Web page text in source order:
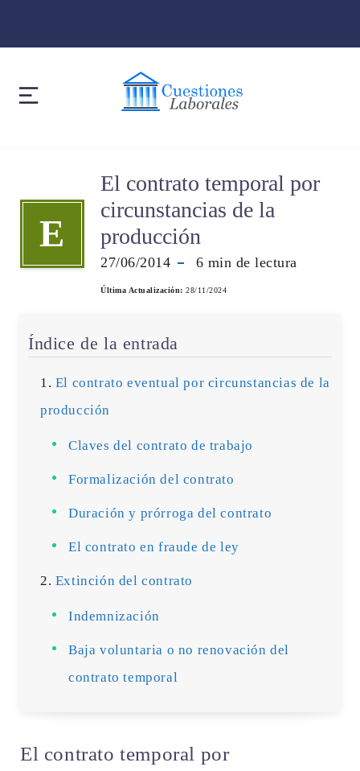
E
El contrato temporal por
circunstancias de la
producción
27/06/2014 6 min de lectura
Última Actualización: 28/11/2024
Índice de la entrada
El contrato eventual por circunstancias de la
producción
Claves del contrato de trabajo
Formalización del contrato
Duración y prórroga del contrato
El contrato en fraude de ley
Extinción del contrato
Indemnización
Baja voluntaria o no renovación del
contrato temporal
El contrato temporal por